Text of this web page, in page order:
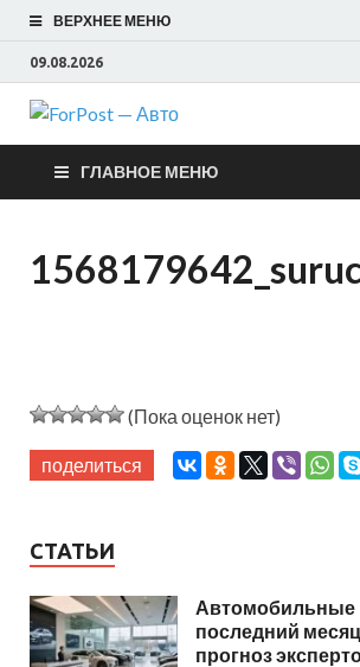
ВЕРХНЕЕ МЕНЮ
09.08.2026
Авто
ГЛАВНОЕ МЕНЮ
(Пока оценок нет)
поделиться
СТАТЬИ
Автомобильные
последний
прогноз